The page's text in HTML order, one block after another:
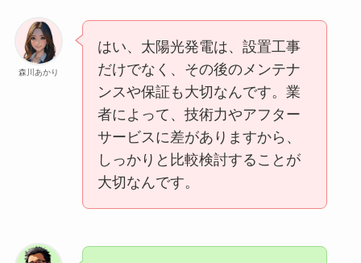
森川あかり
はい、太陽光発電は、設置工事
だけでなく、その後のメンテナ
ンスや保証も大切なんです。業
者によって、技術力やアフター
サービスに差がありますから、
しっかりと比較検討することが
大切なんです。